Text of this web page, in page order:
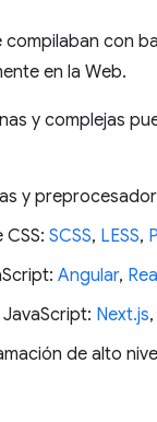
con
en la Web.
y complejas
y
SCSS, LESS,
Angular,
Next.js,
de alto